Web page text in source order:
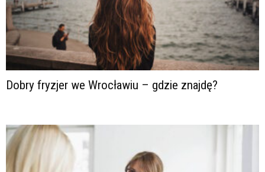
Dobry fryzjer we Wrocławiu – gdzie znajdę?